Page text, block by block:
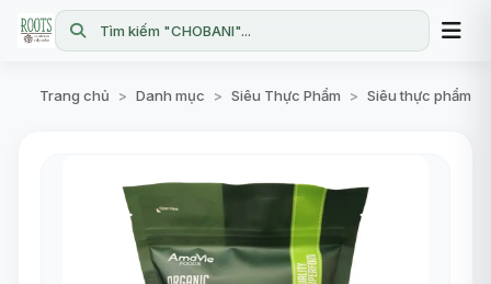
Tìm kiếm "CHOBANI"...
Trang chủ > Danh mục > Siêu Thực Phẩm > Siêu thực phẩm